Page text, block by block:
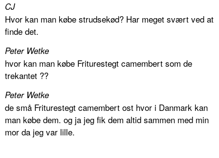
CJ
Hvor kan man købe strudsekød? Har meget svært ved at
finde det.
Peter Wetke
hvor kan man købe Friturestegt camembert som de
trekantet ??
Peter Wetke
de små Friturestegt camembert ost hvor i Danmark kan
man købe dem. og ja jeg fik dem altid sammen med min
mor da jeg var lille.